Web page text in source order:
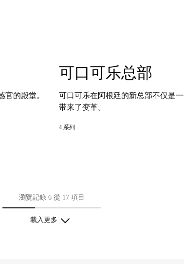
官的殿堂。
可口可乐总部
可口可乐在阿根廷的新总部不仅是
带来了变革。
4 系列
瀏覽記錄 6 從 17 項目
載入更多